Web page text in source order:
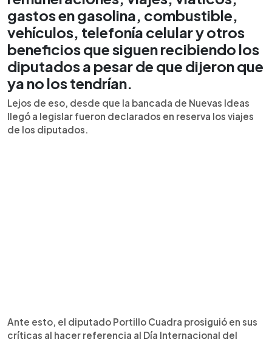
gastos en gasolina, combustible,
vehículos, telefonía celular y otros
beneficios que siguen recibiendo los
diputados a pesar de que dijeron que
ya no los tendrían.
Lejos de eso, desde que la bancada de Nuevas Ideas
llegó a legislar fueron declarados en reserva los viajes
de los diputados.
Ante esto, el diputado Portillo Cuadra prosiguió en sus
críticas al hacer referencia al Día Internacional del